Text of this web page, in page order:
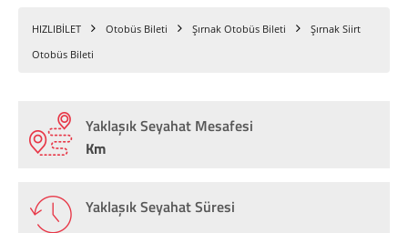
HIZLIBİLET Otobüs Bileti Şırnak Otobüs Bileti
Şırnak Siirt
Otobüs Bileti
Yaklaşık Seyahat Mesafesi
Km
Yaklaşık Seyahat Süresi